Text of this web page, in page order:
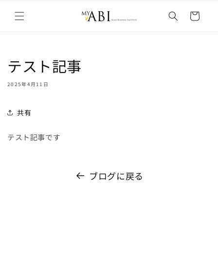
ツに進む
ー
テスト記事
2025年4月11日
共有
テスト記事です
ブログに戻る